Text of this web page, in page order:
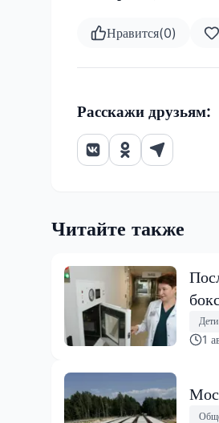
Нравится(0)
Расскажи друзьям:
Читайте также
Дети
1